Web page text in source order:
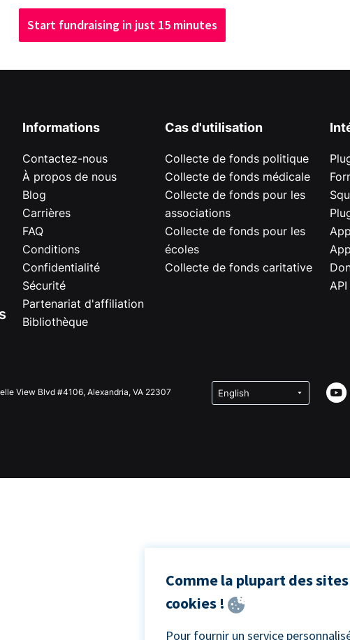
Start fundraising in just 15 minutes
Informations
Contactez-nous
À propos de nous
Blog
Carrières
FAQ
Conditions
Confidentialité
Sécurité
Partenariat d'affiliation
Bibliothèque
Cas d'utilisation
Collecte de fonds politique
Collecte de fonds médicale
Collecte de fonds pour les
associations
Collecte de fonds pour les
écoles
Collecte de fonds caritative
View Blvd #4106, Alexandria, VA 22307
Comme la plupart des
cookies !
Pour fournir un service